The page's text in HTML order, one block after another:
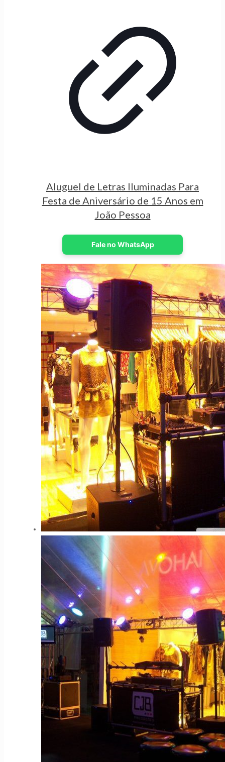
Aluguel de Letras Iluminadas Para
Festa de Aniversário de 15 Anos em
João Pessoa
Fale no WhatsApp